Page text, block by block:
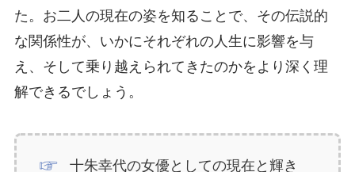
た。お二人の現在の姿を知ることで、その伝説的
な関係性が、いかにそれぞれの人生に影響を与
え、そして乗り越えられてきたのかをより深く理
解できるでしょう。
十朱幸代の女優としての現在と輝き